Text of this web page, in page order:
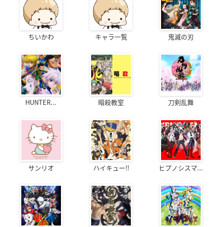
ちいかわ キャラ一覧 鬼滅の刃
HUNTER... 暗殺教室 刀剣乱舞
サンリオ ハイキュー!! ヒプノシスマ...